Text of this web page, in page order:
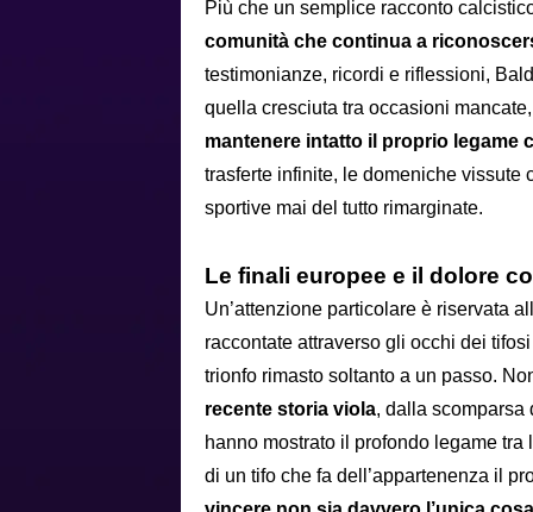
Più che un semplice racconto
comunità che continua a
testimonianze, ricordi e riflessioni,
quella cresciuta tra occasioni mancate,
mantenere intatto il proprio legame
trasferte infinite, le domeniche vissute
sportive mai del tutto rimarginate.
Le finali europee e il dolore
Un’attenzione particolare è riservata
raccontate attraverso gli occhi dei
trionfo rimasto soltanto a un passo.
recente storia viola, dalla scomparsa
hanno mostrato il profondo legame
di un tifo che fa dell’appartenenza il